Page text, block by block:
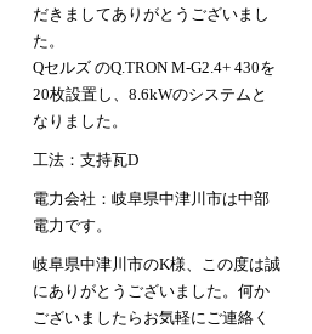
だきましてありがとうございまし
た。
Qセルズ のQ.TRON M-G2.4+ 430を
20枚設置し、8.6kWのシステムと
なりました。
工法：支持瓦D
電力会社：岐阜県中津川市は中部
電力です。
岐阜県中津川市のK様、この度は誠
にありがとうございました。何か
ございましたらお気軽にご連絡く